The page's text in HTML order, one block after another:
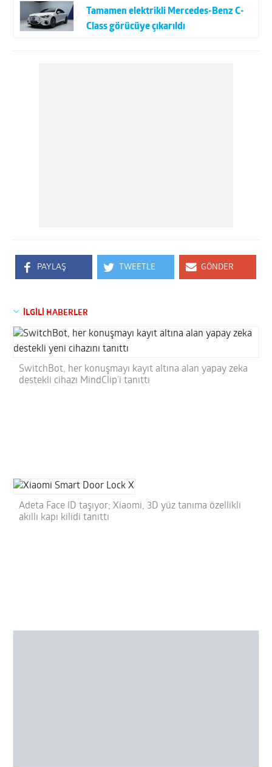
Tamamen elektrikli Mercedes-Benz C-
Class görücüye çıkarıldı
PAYLAŞ TWEETLE GÖNDER
İLGİLİ HABERLER
SwitchBot, her konuşmayı kayıt altına alan yapay zeka
destekli cihazı MindClip’i tanıttı
Adeta Face ID taşıyor; Xiaomi, 3D yüz tanıma özellikli
akıllı kapı kilidi tanıttı